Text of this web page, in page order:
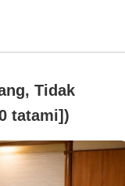
Tidak
tatami])